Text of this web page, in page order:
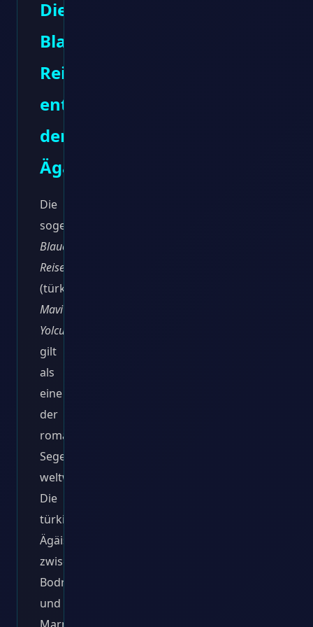
Die
Blaue
Reise
entlang
der
Ägäis
Die
sogenannte
Blaue
Reise
(türkisch:
Mavi
Yolculuk
gilt
als
eine
der
romantischsten
Segeltouren
weltweit.
Die
türkische
Ägäisküste
zwischen
Bodrum
und